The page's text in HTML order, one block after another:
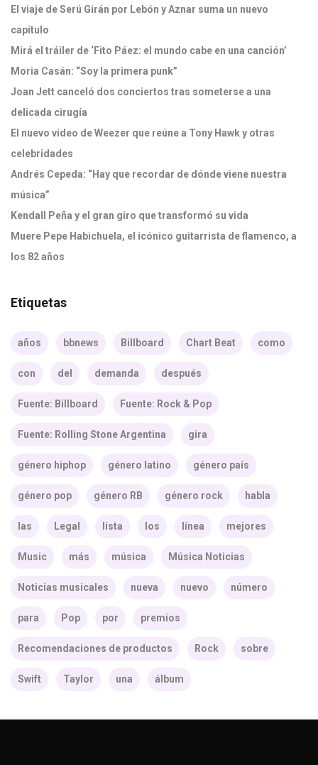
El viaje de Serú Girán por Lebón y Aznar suma un nuevo
capítulo
Mirá el tráiler de ‘Fito Páez: el mundo cabe en una canción’
Moria Casán: “Soy la primera punk”
Joan Jett canceló dos conciertos tras someterse a una
delicada cirugía
El nuevo video de Weezer que reúne a Tony Hawk y otras
celebridades
Andrés Cepeda: “Hay que recordar de dónde viene nuestra
música”
Kendall Peña y el gran giro que transformó su vida
Muere Pepe Habichuela, el icónico guitarrista de flamenco, a
los 82 años
Etiquetas
años bbnews Billboard Chart Beat como
con del demanda después
Fuente: Billboard Fuente: Rock & Pop
Fuente: Rolling Stone Argentina gira
género hiphop género latino género país
género pop género RB género rock habla
las Legal lista los línea mejores
Music más música Música Noticias
Noticias musicales nueva nuevo número
para Pop por premios
Recomendaciones de productos Rock sobre
Swift Taylor una álbum